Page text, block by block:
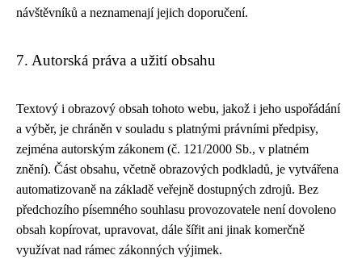
návštěvníků a neznamenají jejich doporučení.
7. Autorská práva a užití obsahu
Textový i obrazový obsah tohoto webu, jakož i jeho uspořádání
a výběr, je chráněn v souladu s platnými právními předpisy,
zejména autorským zákonem (č. 121/2000 Sb., v platném
znění). Část obsahu, včetně obrazových podkladů, je vytvářena
automatizovaně na základě veřejně dostupných zdrojů. Bez
předchozího písemného souhlasu provozovatele není dovoleno
obsah kopírovat, upravovat, dále šířit ani jinak komerčně
využívat nad rámec zákonných výjimek.